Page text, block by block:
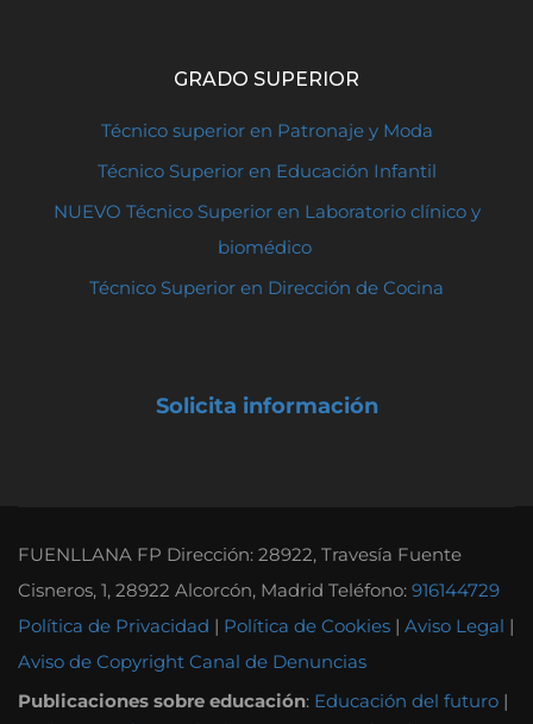
GRADO SUPERIOR
Técnico superior en Patronaje y Moda
Técnico Superior en Educación Infantil
NUEVO Técnico Superior en Laboratorio clínico y
biomédico
Técnico Superior en Dirección de Cocina
Solicita información
FUENLLANA FP Dirección: 28922, Travesía Fuente
Cisneros, 1, 28922 Alcorcón, Madrid Teléfono: 916144729
Política de Privacidad | Política de Cookies | Aviso Legal |
Aviso de Copyright Canal de Denuncias
Publicaciones sobre educación: Educación del futuro |